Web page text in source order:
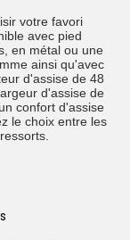
votre favori
avec pied
en métal ou une
ainsi qu'avec
d'assise de 48
d'assise de
confort d'assise
le choix entre les